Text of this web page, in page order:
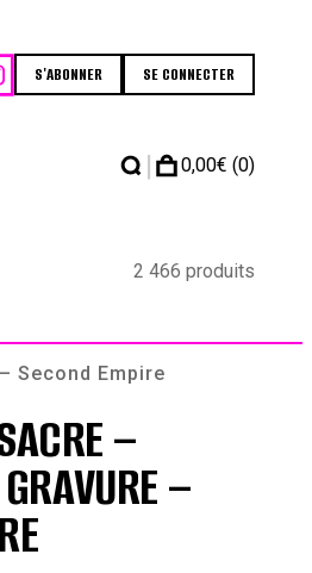
S'ABONNER SE CONNECTER
| 0,00€ (0)
2 466 produits
Second Empire
–
–